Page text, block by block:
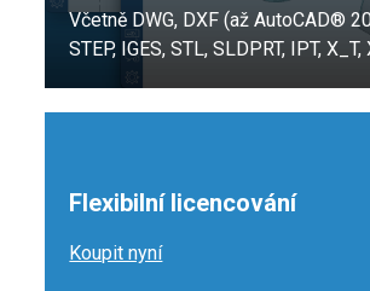
Včetně DWG, DXF (až AutoCAD®
STEP, IGES, STL, SLDPRT, IPT, X_T,
Flexibilní licencování
Koupit nyní